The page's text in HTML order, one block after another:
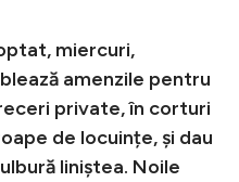
miercuri,
amenzile pentru
private, în corturi
de locuințe, și dau
liniștea. Noile